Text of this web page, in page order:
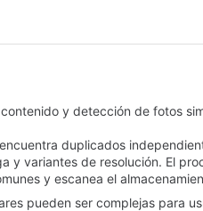
y detección de fotos
duplicados
y variantes de resolución. El
y escanea el
pueden ser complejas para